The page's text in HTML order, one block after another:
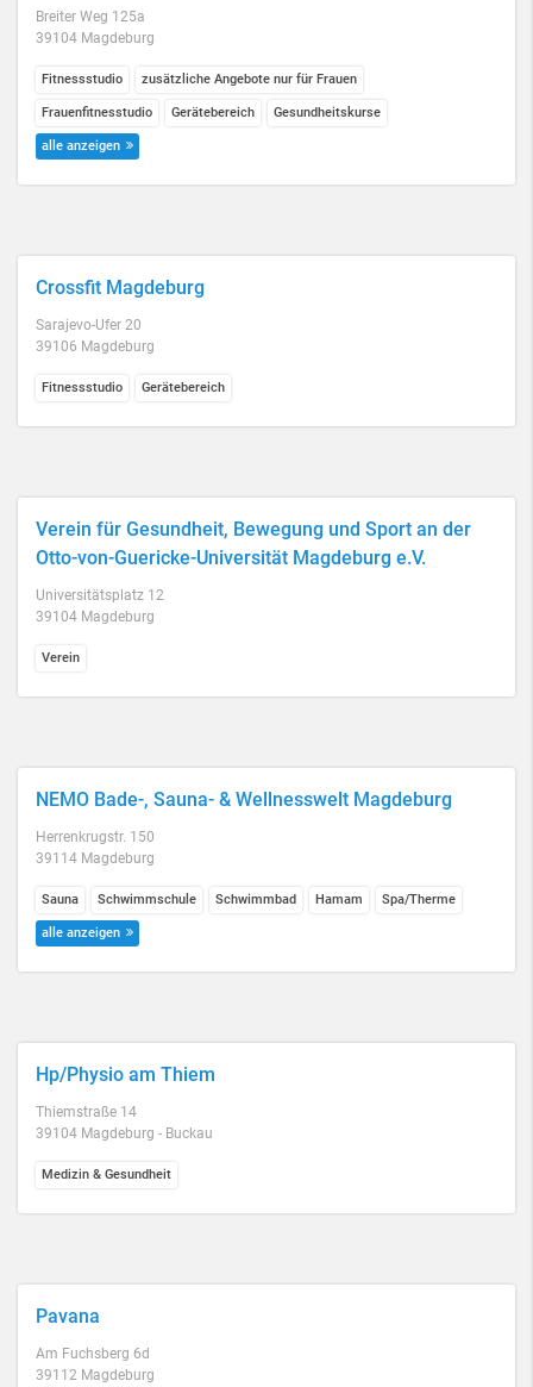
Breiter Weg 125a
39104 Magdeburg
Fitnessstudio zusätzliche Angebote nur für Frauen
Frauenfitnesstudio Gerätebereich Gesundheitskurse
alle anzeigen
Crossfit Magdeburg
Sarajevo-Ufer 20
39106 Magdeburg
Fitnessstudio Gerätebereich
Verein für Gesundheit, Bewegung und Sport an der
Otto-von-Guericke-Universität Magdeburg e.V.
Universitätsplatz 12
39104 Magdeburg
Verein
NEMO Bade-, Sauna- & Wellnesswelt Magdeburg
Herrenkrugstr. 150
39114 Magdeburg
Sauna Schwimmschule Schwimmbad Hamam Spa/Therme
alle anzeigen
Hp/Physio am Thiem
Thiemstraße 14
39104 Magdeburg - Buckau
Medizin & Gesundheit
Pavana
Am Fuchsberg 6d
39112 Magdeburg